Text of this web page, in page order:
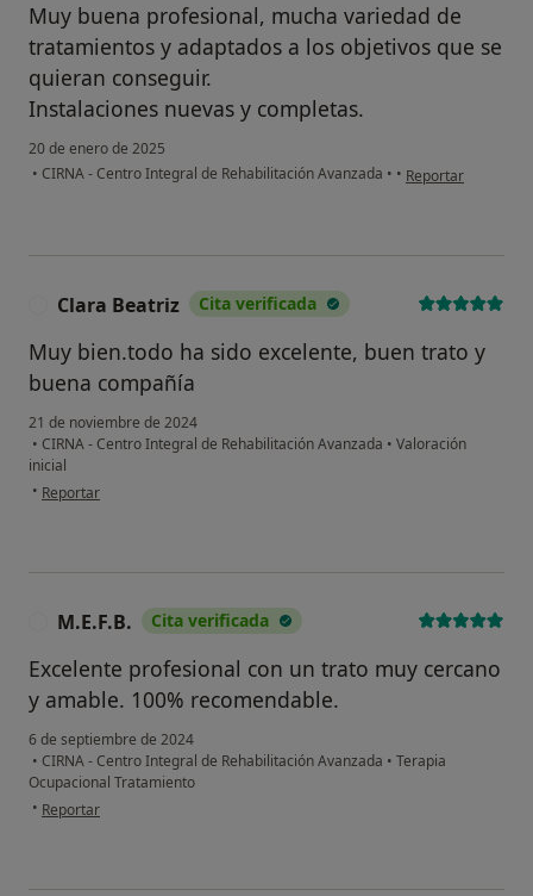
Muy buena profesional, mucha variedad de
tratamientos y adaptados a los objetivos que se
quieran conseguir.
Instalaciones nuevas y completas.
20 de enero de 2025
• CIRNA - Centro Integral de Rehabilitación Avanzada • • en opinión del
Reportar
Clara Beatriz Cita verificada
Muy bien.todo ha sido excelente, buen trato y
buena compañía
21 de noviembre de 2024
• CIRNA - Centro Integral de Rehabilitación Avanzada • Valoración
inicial
• en opinión del usuario Clara Beatriz
Reportar
M.E.F.B. Cita verificada
Excelente profesional con un trato muy cercano
y amable. 100% recomendable.
6 de septiembre de 2024
• CIRNA - Centro Integral de Rehabilitación Avanzada • Terapia
Ocupacional Tratamiento
• en opinión del usuario M.E.F.B.
Reportar